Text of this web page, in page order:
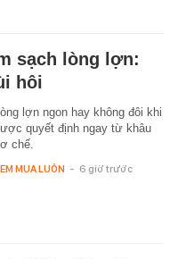
sạch lòng lợn:
hôi
lợn ngon hay không đôi khi
quyết định ngay từ khâu
chế.
MUA LUÔN - 6 giờ trước